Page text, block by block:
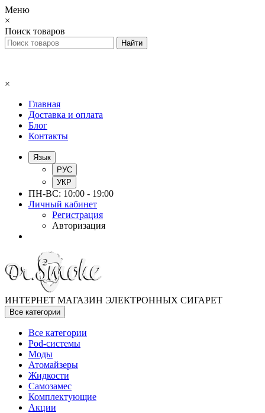
Меню
×
Поиск товаров
×
Главная
Доставка и оплата
Блог
Контакты
Язык
РУС
УКР
ПН-ВС: 10:00 - 19:00
Личный кабинет
Регистрация
Авторизация
ИНТЕРНЕТ МАГАЗИН ЭЛЕКТРОННЫХ СИГАРЕТ
Все категории
Все категории
Pod-системы
Моды
Атомайзеры
Жидкости
Самозамес
Комплектующие
Акции